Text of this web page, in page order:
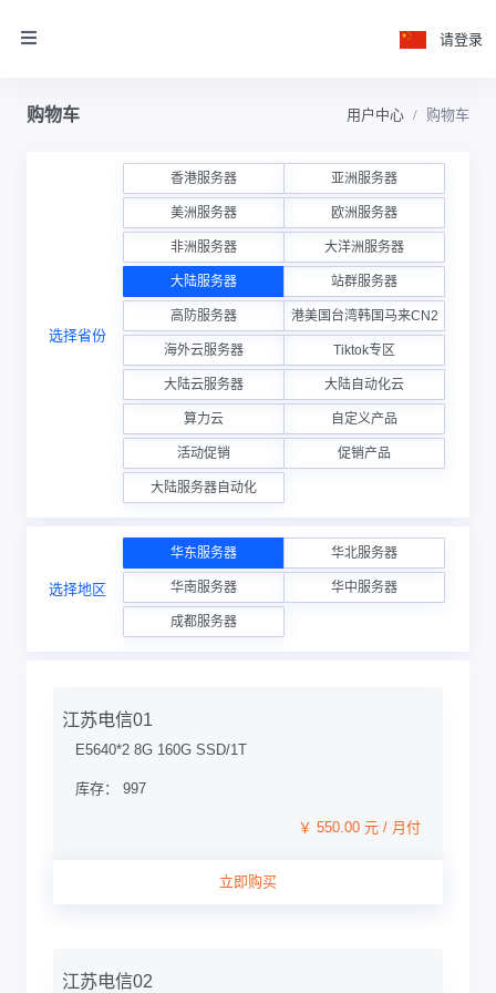
请登录
购物车 用户中心 购物车
选择省份
香港服务器 亚洲服务器
美洲服务器 欧洲服务器
非洲服务器 大洋洲服务器
大陆服务器 站群服务器
高防服务器 香港美国台湾韩国马来CN2云
海外云服务器 Tiktok专区
大陆云服务器 大陆自动化云
算力云 自定义产品
活动促销 促销产品
大陆服务器自动化
选择地区
华东服务器 华北服务器
华南服务器 华中服务器
成都服务器
江苏电信01
E5640*2 8G 160G SSD/1T
库存： 997
￥ 550.00 元 / 月付
立即购买
江苏电信02